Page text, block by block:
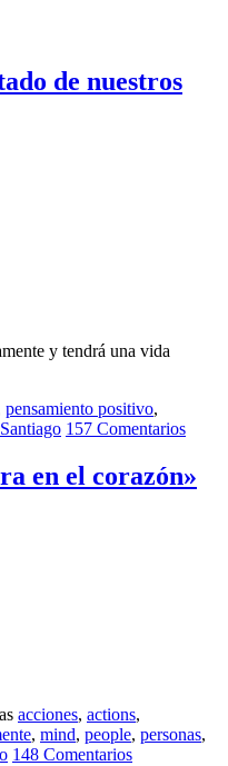
de nuestros
y tendrá una vida
pensamiento positivo,
157 Comentarios
en el corazón»
acciones, actions,
, mind, people, personas,
148 Comentarios